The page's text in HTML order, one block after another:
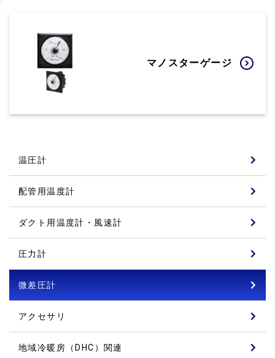
マノスターゲージ
温圧計
配管用温度計
ダクト用温度計・風速計
圧力計
微差圧計
アクセサリ
地域冷暖房（DHC）関連